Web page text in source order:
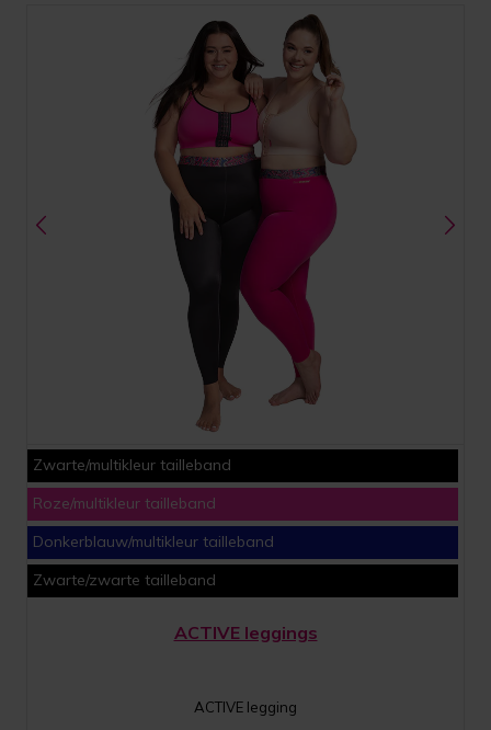
Zwarte/multikleur tailleband
Roze/multikleur tailleband
Donkerblauw/multikleur tailleband
Zwarte/zwarte tailleband
ACTIVE leggings
ACTIVE legging